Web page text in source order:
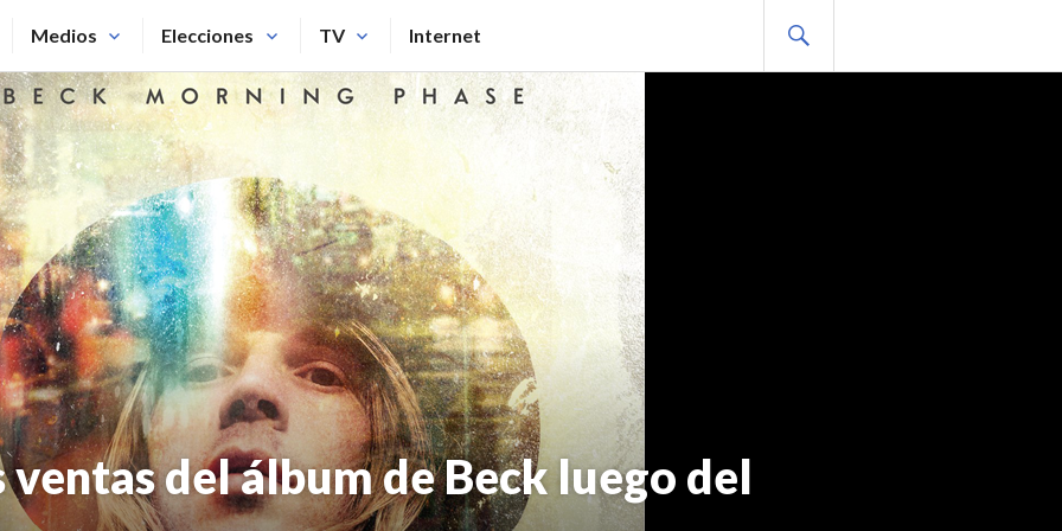
Medios Elecciones TV Internet
ventas del álbum de Beck luego del